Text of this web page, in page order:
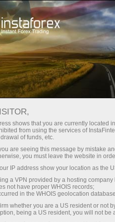
À propos de la
Histoire
InstaForex was
InstaFintech group of
registration, the broker
MetaQuotes Software,
online trading software,
providers, like eSignal,
months of its activity,
agreement with large
shows that you are currently located
from using the services of
of funds, etc.
are seeing this message by mistake
you must leave the website in
IP address show your location as the
a VPN provided by a hosting
not have proper WHOIS records;
in the WHOIS geolocation
whether you are a US resident or not
being a US resident, you will not